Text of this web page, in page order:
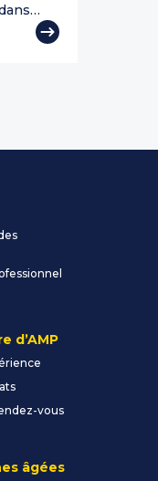
d’AMP
vous
âgées